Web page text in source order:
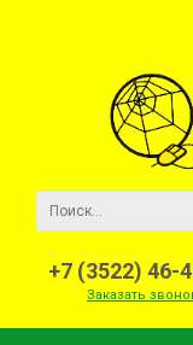
+7 (3522) 46-
Заказать